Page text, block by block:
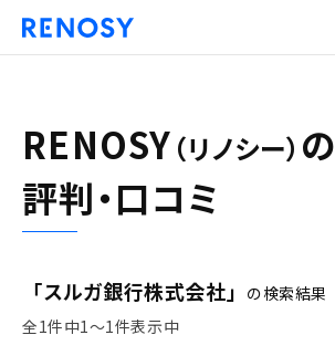
RENOSY （リノシー） の
評判・口コミ
「スルガ銀行株式会社」 の検索結果
全1件中1〜1件表示中